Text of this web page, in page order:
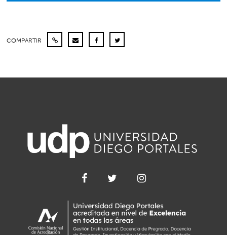
COMPARTIR